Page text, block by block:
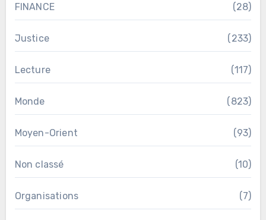
FINANCE (28)
Justice (233)
Lecture (117)
Monde (823)
Moyen-Orient (93)
Non classé (10)
Organisations (7)